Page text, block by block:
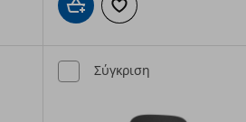
Προσθήκη στο καλάθι
Προσθήκη στα
Σύγκριση